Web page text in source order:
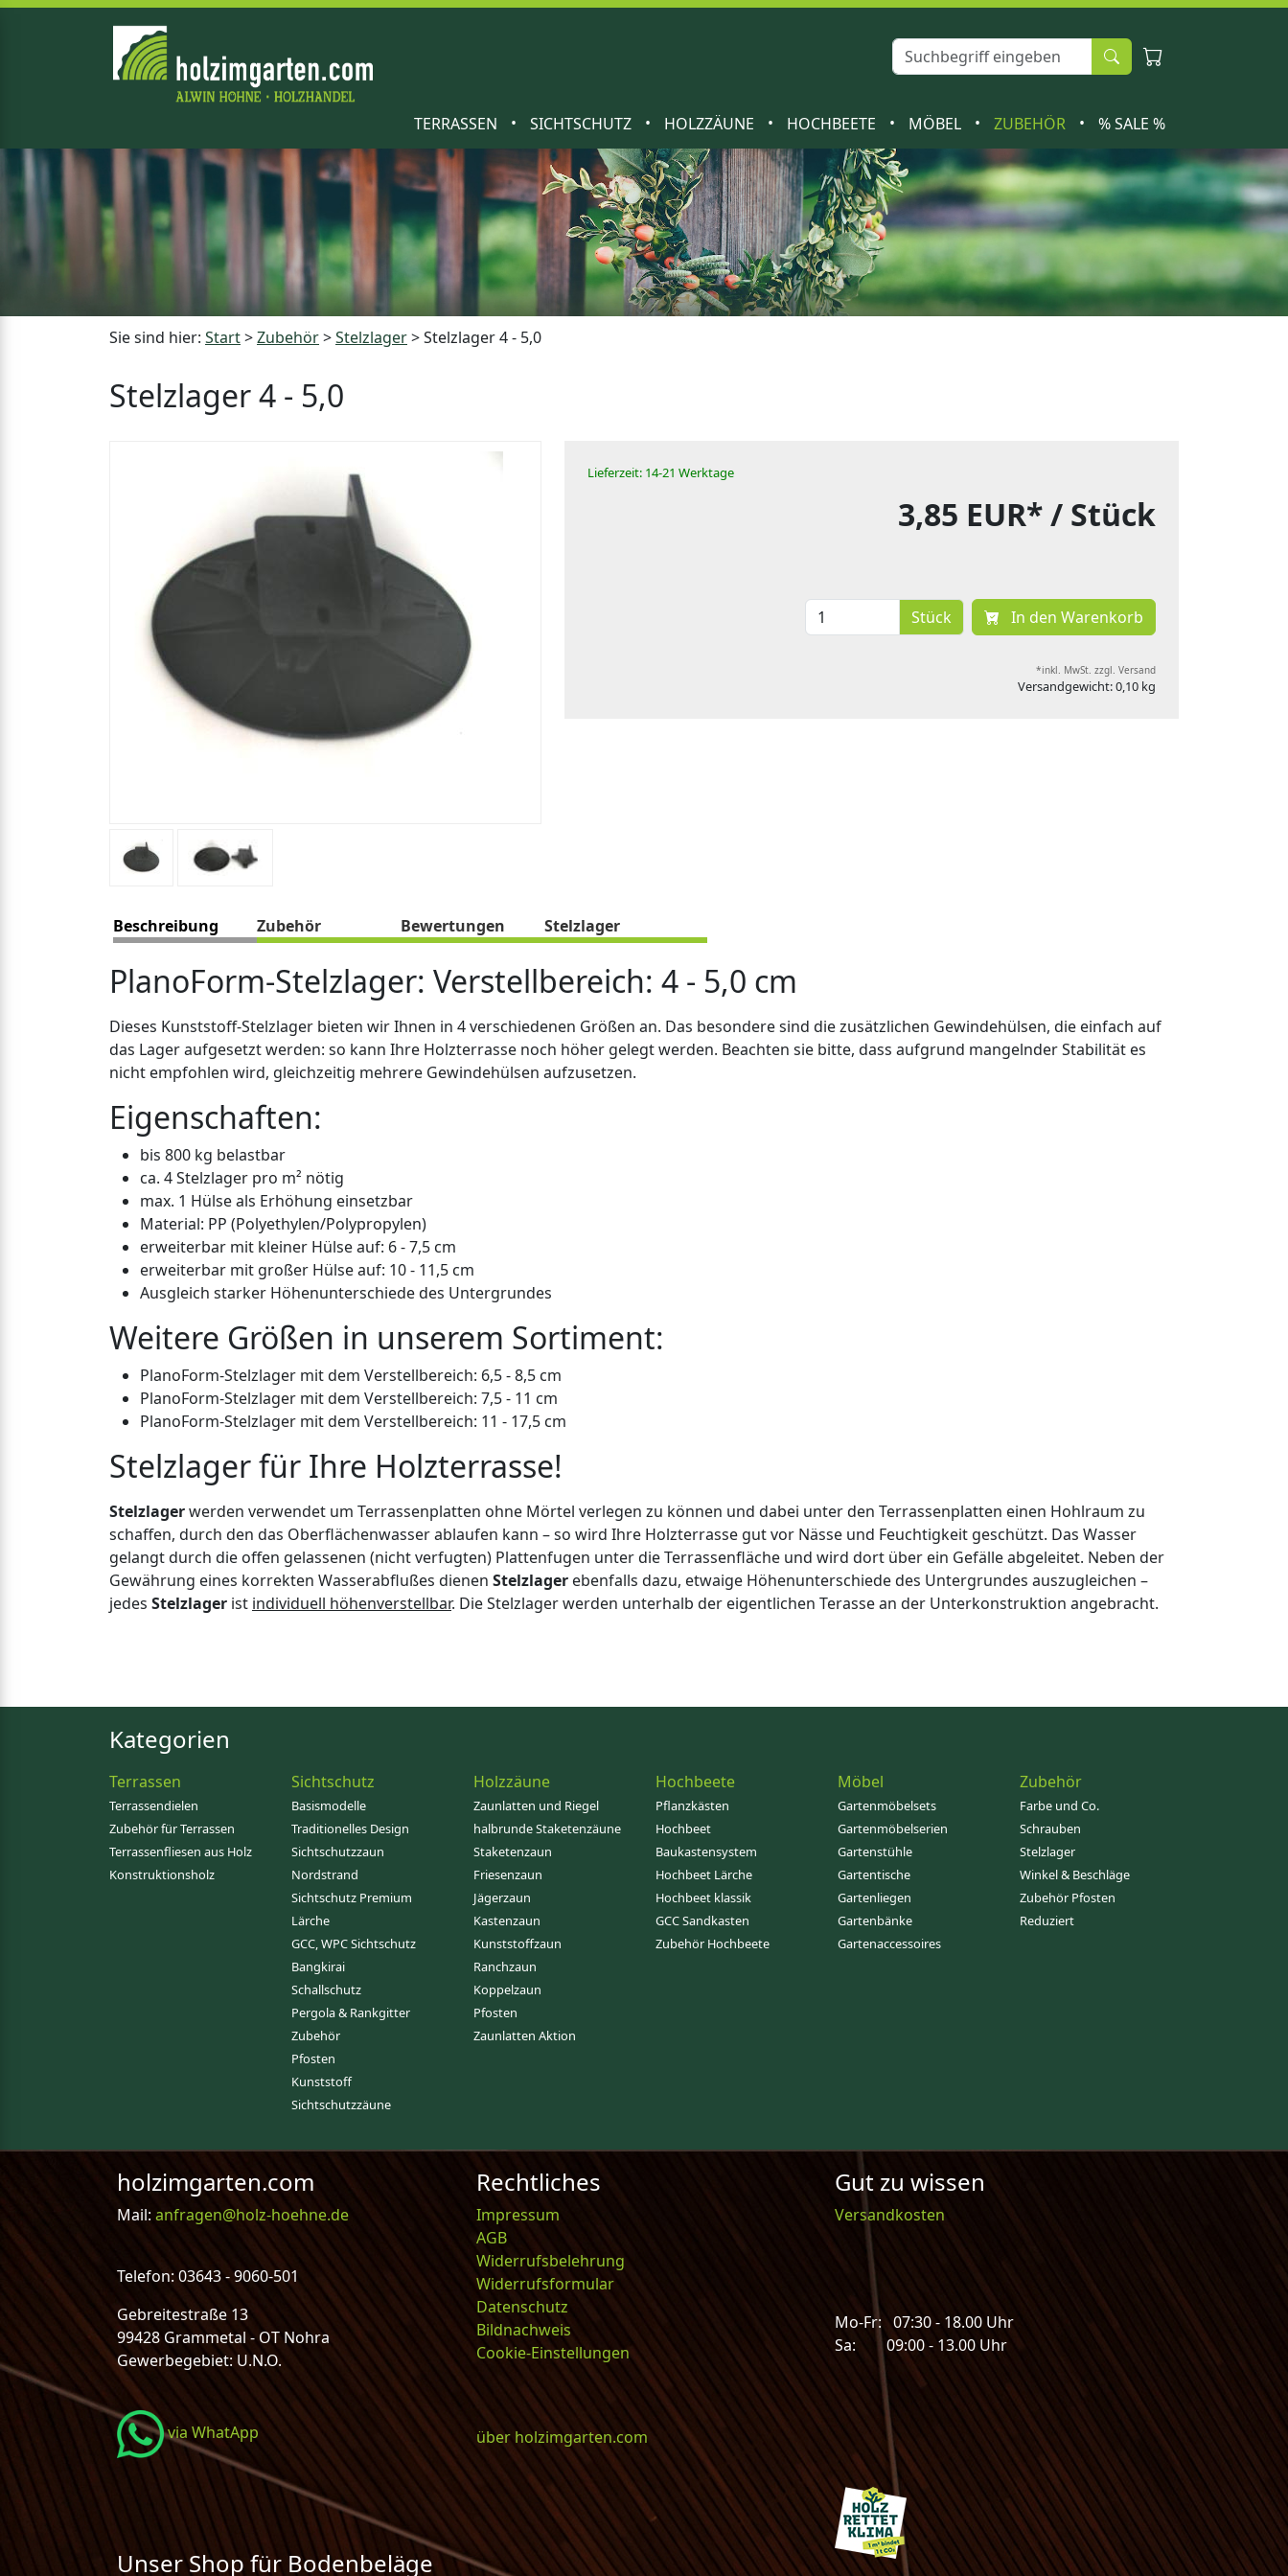
TERRASSEN • SICHTSCHUTZ • HOLZZÄUNE • HOCHBEETE • MÖBEL • ZUBEHÖR • % SALE %
Sie sind hier: Start>Zubehör>Stelzlager>Stelzlager 4 - 5,0
Stelzlager 4 - 5,0
Lieferzeit: 14-21 Werktage
3,85 EUR*/ Stück
Stück In den Warenkorb
*inkl. MwSt. zzgl. Versand
Versandgewicht: 0,10 kg
Beschreibung Zubehör Bewertungen Stelzlager
PlanoForm-Stelzlager: Verstellbereich: 4 - 5,0 cm
Dieses Kunststoff-Stelzlager bieten wir Ihnen in 4 verschiedenen Größen an. Das besondere sind die zusätzlichen Gewindehülsen, die einfach auf
das Lager aufgesetzt werden: so kann Ihre Holzterrasse noch höher gelegt werden. Beachten sie bitte, dass aufgrund mangelnder Stabilität es
nicht empfohlen wird, gleichzeitig mehrere Gewindehülsen aufzusetzen.
Eigenschaften:
bis 800 kg belastbar
ca. 4 Stelzlager pro m² nötig
max. 1 Hülse als Erhöhung einsetzbar
Material: PP (Polyethylen/Polypropylen)
erweiterbar mit kleiner Hülse auf: 6 - 7,5 cm
erweiterbar mit großer Hülse auf: 10 - 11,5 cm
Ausgleich starker Höhenunterschiede des Untergrundes
Weitere Größen in unserem Sortiment:
PlanoForm-Stelzlager mit dem Verstellbereich: 6,5 - 8,5 cm
PlanoForm-Stelzlager mit dem Verstellbereich: 7,5 - 11 cm
PlanoForm-Stelzlager mit dem Verstellbereich: 11 - 17,5 cm
Stelzlager für Ihre Holzterrasse!
Stelzlagerwerden verwendet um Terrassenplatten ohne Mörtel verlegen zu können und dabei unter den Terrassenplatten einen Hohlraum zu
schaffen, durch den das Oberflächenwasser ablaufen kann – so wird Ihre Holzterrasse gut vor Nässe und Feuchtigkeit geschützt. Das Wasser
gelangt durch die offen gelassenen (nicht verfugten) Plattenfugen unter die Terrassenfläche und wird dort über ein Gefälle abgeleitet. Neben der
Gewährung eines korrekten Wasserabflußes dienen Stelzlager ebenfalls dazu, etwaige Höhenunterschiede des Untergrundes auszugleichen –
jedes Stelzlager ist individuell höhenverstellbar. Die Stelzlager werden unterhalb der eigentlichen Terasse an der Unterkonstruktion angebracht.
Kategorien
Terrassen
Terrassendielen
Zubehör für Terrassen
Terrassenfliesen aus Holz
Konstruktionsholz
Sichtschutz
Basismodelle
Traditionelles Design
Sichtschutzzaun
Nordstrand
Sichtschutz Premium
Lärche
GCC, WPC Sichtschutz
Bangkirai
Schallschutz
Pergola & Rankgitter
Zubehör
Pfosten
Kunststoff
Sichtschutzzäune
Holzzäune
Zaunlatten und Riegel
halbrunde Staketenzäune
Staketenzaun
Friesenzaun
Jägerzaun
Kastenzaun
Kunststoffzaun
Ranchzaun
Koppelzaun
Pfosten
Zaunlatten Aktion
Hochbeete
Pflanzkästen
Hochbeet
Baukastensystem
Hochbeet Lärche
Hochbeet klassik
GCC Sandkasten
Zubehör Hochbeete
Möbel
Gartenmöbelsets
Gartenmöbelserien
Gartenstühle
Gartentische
Gartenliegen
Gartenbänke
Gartenaccessoires
Zubehör
Farbe und Co.
Schrauben
Stelzlager
Winkel & Beschläge
Zubehör Pfosten
Reduziert
holzimgarten.com
Mail: anfragen@holz-hoehne.de
Telefon: 03643 - 9060-501
Gebreitestraße 13
99428 Grammetal - OT Nohra
Gewerbegebiet: U.N.O.
via WhatApp
Unser Shop für Bodenbeläge
Rechtliches
Impressum
AGB
Widerrufsbelehrung
Widerrufsformular
Datenschutz
Bildnachweis
Cookie-Einstellungen
über holzimgarten.com
Gut zu wissen
Versandkosten
Mo-Fr: 07:30 - 18.00 Uhr
Sa: 09:00 - 13.00 Uhr